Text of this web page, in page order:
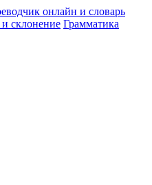
и склонение Грамматика